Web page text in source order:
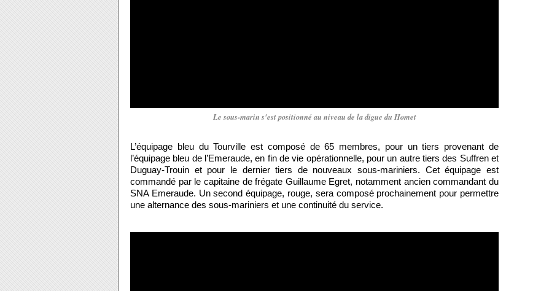
Le sous-marin s'est positionné au niveau de la digue du Homet
L’équipage bleu du Tourville est composé de 65 membres, pour un tiers provenant de
l’équipage bleu de l’Emeraude, en fin de vie opérationnelle, pour un autre tiers des Suffren et
Duguay-Trouin et pour le dernier tiers de nouveaux sous-mariniers. Cet équipage est
commandé par le capitaine de frégate Guillaume Egret, notamment ancien commandant du
SNA Emeraude. Un second équipage, rouge, sera composé prochainement pour permettre
une alternance des sous-mariniers et une continuité du service.